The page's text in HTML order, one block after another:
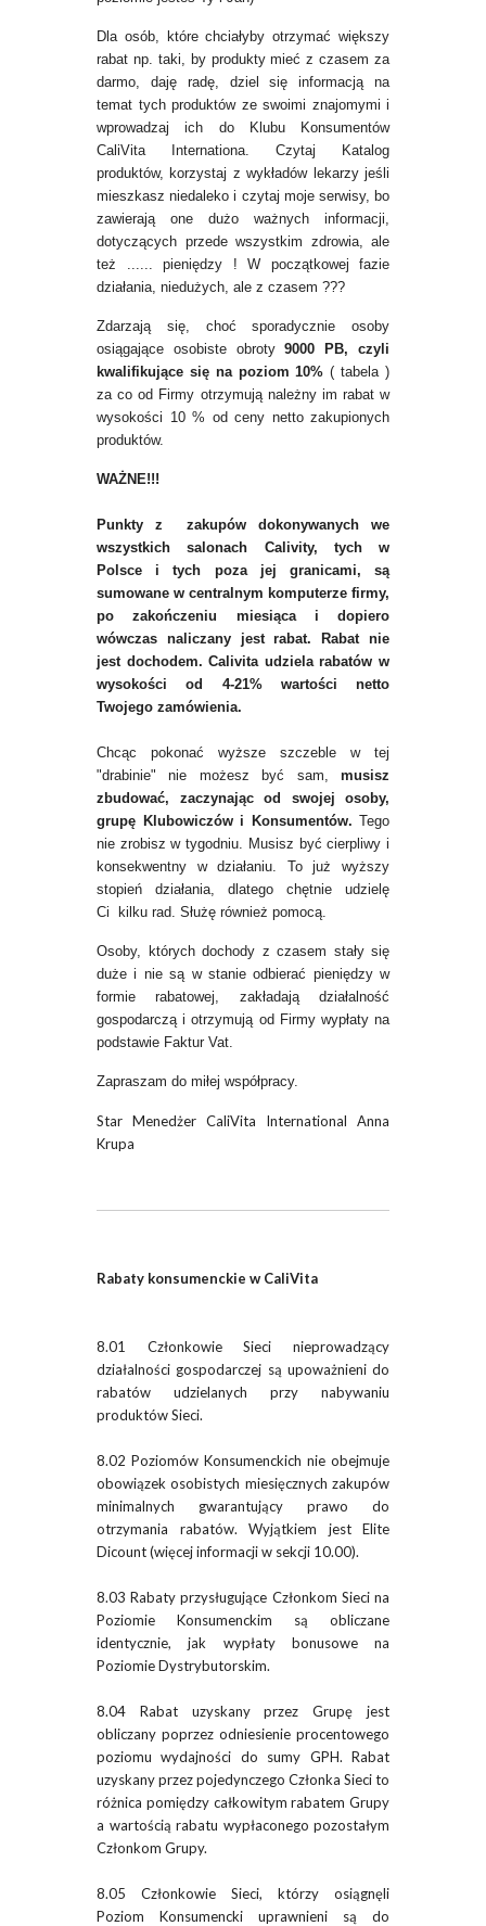
Dla osób, które chciałyby otrzymać większy
rabat np. taki, by produkty mieć z czasem za
darmo, daję radę, dziel się informacją na
temat tych produktów ze swoimi znajomymi i
wprowadzaj ich do Klubu Konsumentów
CaliVita Internationa. Czytaj Katalog
produktów, korzystaj z wykładów lekarzy jeśli
mieszkasz niedaleko i czytaj moje serwisy, bo
zawierają one dużo ważnych informacji,
dotyczących przede wszystkim zdrowia, ale
też ...... pieniędzy ! W początkowej fazie
działania, niedużych, ale z czasem ???
Zdarzają się, choć sporadycznie osoby
osiągające osobiste obroty9000 PB, czyli
kwalifikujące się na poziom 10% ( tabela )
za co od Firmy otrzymują należny im rabat w
wysokości 10 % od ceny netto zakupionych
produktów.
WAŻNE!!!
Punkty z zakupów dokonywanych we
wszystkich salonach Calivity, tych w
Polsce i tych poza jej granicami, są
sumowane w centralnym komputerze firmy,
po zakończeniu miesiąca i dopiero
wówczas naliczany jest rabat. Rabat nie
jest dochodem. Calivita udziela rabatów w
wysokości od 4-21% wartości netto
Twojego zamówienia.
Chcąc pokonać wyższe szczeble w tej
"drabinie" nie możesz być sam,
musisz
zbudować, zaczynając od swojej osoby,
grupę Klubowiczów i Konsumentów. Tego
nie zrobisz w tygodniu. Musisz być cierpliwy i
konsekwentny w działaniu. To już wyższy
stopień działania, dlatego chętnie udzielę
Ci kilku rad. Służę również pomocą.
Osoby, których dochody z czasem stały się
duże i nie są w stanie odbierać pieniędzy w
formie rabatowej, zakładają działalność
gospodarczą i otrzymują od Firmy wypłaty na
podstawie Faktur Vat.
Zapraszam do miłej współpracy.
Star Menedżer CaliVita International Anna
Krupa
Rabaty konsumenckie w CaliVita
8.01 Członkowie Sieci nieprowadzący
działalności gospodarczej są upoważnieni do
rabatów udzielanych przy nabywaniu
produktów Sieci.
8.02 Poziomów Konsumenckich nie obejmuje
obowiązek osobistych miesięcznych zakupów
minimalnych gwarantujący prawo do
otrzymania rabatów. Wyjątkiem jest Elite
Dicount (więcej informacji w sekcji 10.00).
8.03 Rabaty przysługujące Członkom Sieci na
Poziomie Konsumenckim są obliczane
identycznie, jak wypłaty bonusowe na
Poziomie Dystrybutorskim.
8.04 Rabat uzyskany przez Grupę jest
obliczany poprzez odniesienie procentowego
poziomu wydajności do sumy GPH. Rabat
uzyskany przez pojedynczego Członka Sieci to
różnica pomiędzy całkowitym rabatem Grupy
a wartością rabatu wypłaconego pozostałym
Członkom Grupy.
8.05 Członkowie Sieci, którzy osiągnęli
Poziom Konsumencki uprawnieni są do